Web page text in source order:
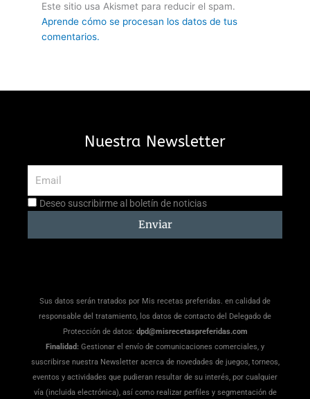
Este sitio usa Akismet para reducir el spam.
Aprende cómo se procesan los datos de tus
comentarios.
Nuestra Newsletter
Aceptación
Deseo suscribirme al boletín de noticias
Enviar
Sus datos serán tratados por Mis recetas preferidas. en calidad de
responsable del tratamiento, los datos de contacto del Delegado de
Protección de datos: dpd@misrecetaspreferidas.com
Finalidad: Gestionar el envío de comunicaciones comerciales, y
suscribirse nuestra Newsletter acerca de novedades de juegos, torneos,
eventos y actividades que pudieran resultar de su interés, por cualquier
vía (incluida electrónica), así como realizar perfiles y segmentación de